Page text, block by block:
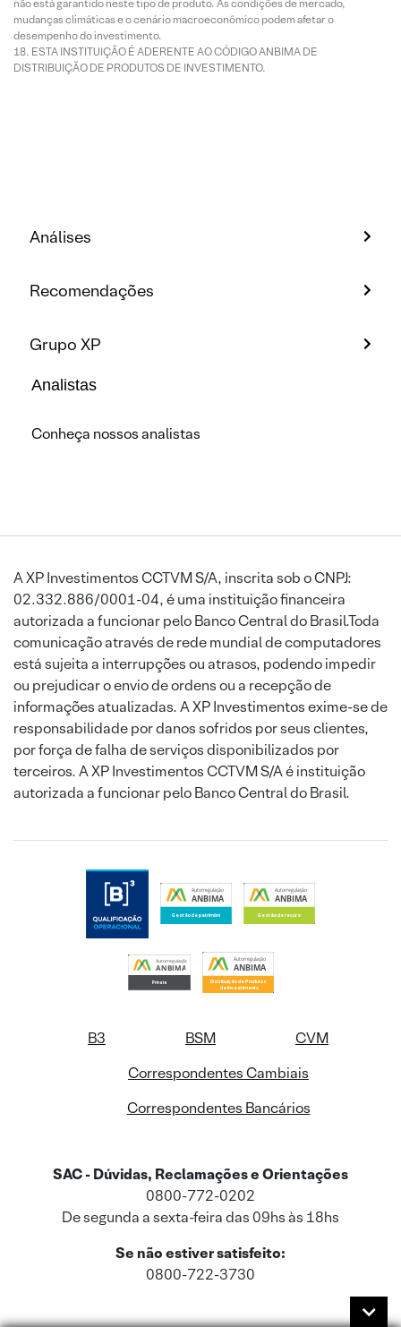
não está garantido neste tipo de produto. As condições de mercado,
mudanças climáticas e o cenário macroeconômico podem afetar o
desempenho do investimento.
ESTA INSTITUIÇÃO É ADERENTE AO CÓDIGO ANBIMA DE
DISTRIBUIÇÃO DE PRODUTOS DE INVESTIMENTO.
Análises
Recomendações
Grupo XP
Analistas
Conheça nossos analistas
A XP Investimentos CCTVM S/A, inscrita sob o CNPJ:
02.332.886/0001-04, é uma instituição financeira
autorizada a funcionar pelo Banco Central do Brasil.Toda
comunicação através de rede mundial de computadores
está sujeita a interrupções ou atrasos, podendo impedir
ou prejudicar o envio de ordens ou a recepção de
informações atualizadas. A XP Investimentos exime-se de
responsabilidade por danos sofridos por seus clientes,
por força de falha de serviços disponibilizados por
terceiros. A XP Investimentos CCTVM S/A é instituição
autorizada a funcionar pelo Banco Central do Brasil.
B3 BSM
CVM
Correspondentes Cambiais
Correspondentes Bancários
SAC - Dúvidas, Reclamações e Orientações
0800-772-0202
De segunda a sexta-feira das 09hs às 18hs
Se não estiver satisfeito:
0800-722-3730